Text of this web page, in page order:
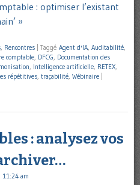
: optimiser l’existant
»
, Rencontres Taggé Agent d'IA, Auditabilité,
comptable, DFCG, Documentation des
, Intelligence artificielle, RETEX,
répétitives, traçabilité, Wébinaire
: analysez vos
am